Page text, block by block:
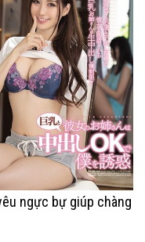
ngực bự giúp chàng